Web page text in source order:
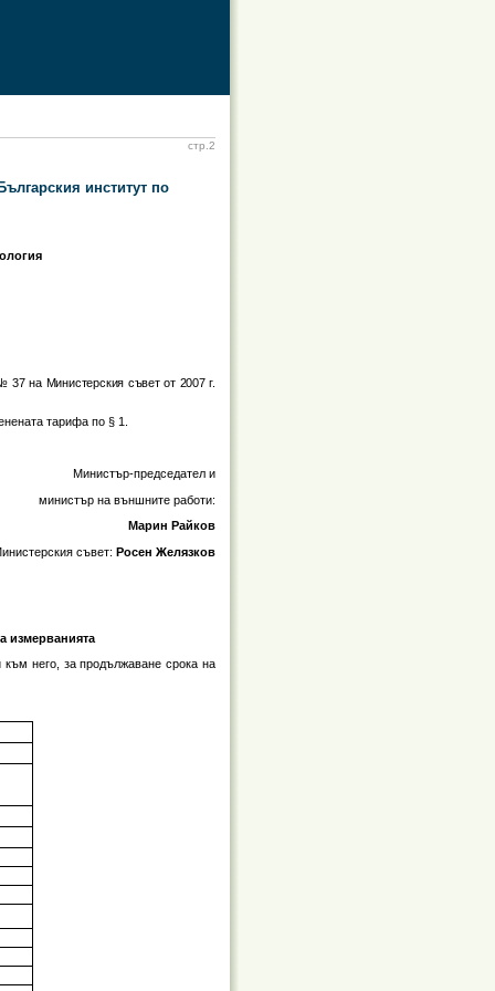
стр.2
институт по
37 на Министерския съвет от 2007 г.
тарифа по § 1.
Министър-председател и
министър на външните работи:
Марин Райков
съвет: Росен Желязков
измерванията
него, за продължаване срока на